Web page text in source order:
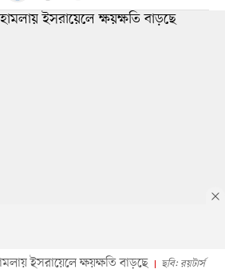
ইসরায়েলে ক্ষয়ক্ষতি বাড়ছে ছবি: রয়টার্স